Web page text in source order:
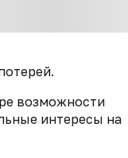
возможности
интересы на